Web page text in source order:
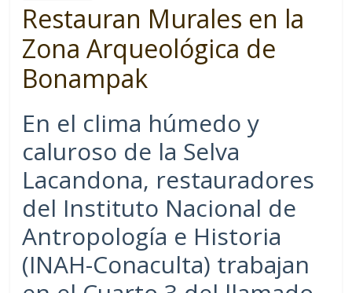
Restauran Murales en la
Zona Arqueológica de
Bonampak
En el clima húmedo y
caluroso de la Selva
Lacandona, restauradores
del Instituto Nacional de
Antropología e Historia
(INAH-Conaculta) trabajan